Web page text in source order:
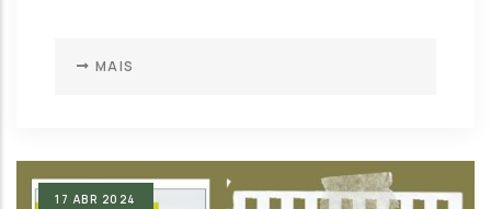
MAIS
17 ABR 2024